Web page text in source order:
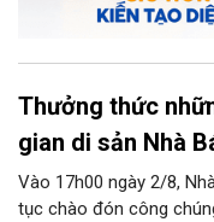
Thưởng thức
gian di sản Nhà
Vào 17h00 ngày 2/8,
tục chào đón công